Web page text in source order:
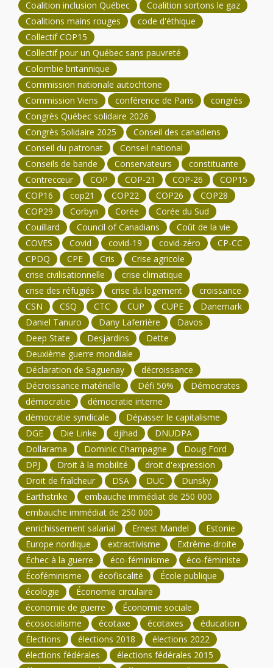
Coalition inclusion Québec
Coalition sortons le gaz
Coalitions mains rouges
code d'éthique
Collectif COP15
Collectif pour un Québec sans pauvreté
Colombie britannique
Commission nationale autochtone
Commission Viens
conférence de Paris
congrès
Congrès Québec solidaire 2026
Congrès Solidaire 2025
Conseil des canadiens
Conseil du patronat
Conseil national
Conseils de bande
Conservateurs
constituante
Contrecœur
COP COP-21 COP-26
COP15
COP16
cop21 COP22 COP26
COP28
COP29
Corbyn Corée
Corée du Sud
Couillard
Council of Canadians
Coût de la vie
COVES
Covid covid-19 covid-zéro
CP-CC
CPDQ
CPE Cris
Crise agricole
crise civilisationnelle
crise climatique
crise des réfugiés
crise du logement
croissance
CSN
CSQ CTC CUP CUPE
Danemark
Daniel Tanuro
Dany Laferrière
Davos
Deep State
Desjardins
Dette
Deuxième guerre mondiale
Déclaration de Saguenay
décroissance
Décroissance matérielle
Défi 50%
Démocrates
démocratie
démocratie interne
démocratie syndicale
Dépasser le capitalisme
DGE
Die Linke djihad
DNUDPA
Dollarama
Dominic Champagne
Doug Ford
DPJ
Droit à la mobilité
droit d'expression
Droit de fraîcheur
DSA DUC
Dunsky
Earthstrike
embauche immédiat de 250 000
embauche immédiat de 250 000
enrichissement salarial
Ernest Mandel
Estonie
Europe nordique
extractivisme
Extrême-droite
Échec à la guerre
éco-féminisme
éco-féministe
Écoféminisme
écofiscalité
École publique
écologie
Économie circulaire
économie de guerre
Économie sociale
écosocialisme
écotaxe écotaxes
éducation
Élections
élections 2018
élections 2022
élections fédérales
élections fédérales 2015